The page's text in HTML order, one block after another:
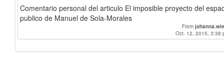
Comentario personal del articulo El imposible proyecto del
publico de Manuel de Sola-Morales
From
Oct. 12, 2015, 3:38